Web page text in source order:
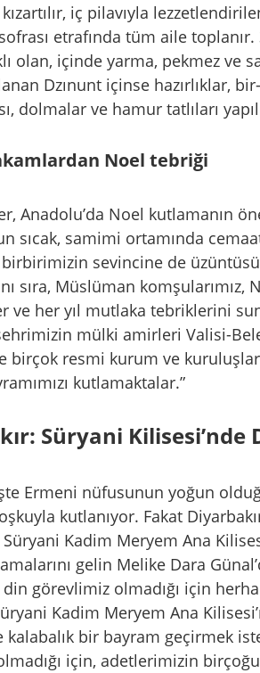
kızartılır, iç pilavıyla
etrafında tüm aile
olan, içinde yarma, pekmez ve
Dzınunt içinse hazırlıklar,
dolmalar ve hamur tatlıları
Noel tebriği
Anadolu’da Noel kutlamanın
sıcak, samimi ortamında
birbirimizin sevincine de
sıra, Müslüman
ve her yıl mutlaka tebriklerini
mülki amirleri Valisi-
birçok resmi kurum ve
kutlamaktalar.”
Süryani Kilisesi’nde
Ermeni nüfusunun yoğun
kutlanıyor. Fakat
Kadim Meryem Ana
gelin Melike Dara
din görevlimiz olmadığı için
Kadim Meryem Ana
kalabalık bir bayram geçirmek
için, adetlerimizin